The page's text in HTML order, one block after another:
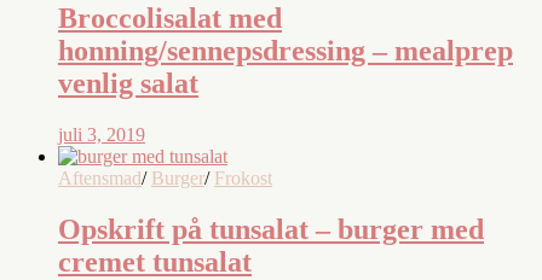
Broccolisalat med
honning/sennepsdressing – mealprep
venlig salat
juli 3, 2019
Aftensmad/ Burger/ Frokost
Opskrift på tunsalat – burger med
cremet tunsalat